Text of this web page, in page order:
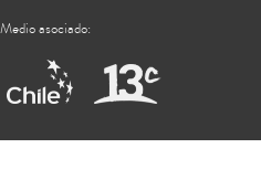
Medio asociado: